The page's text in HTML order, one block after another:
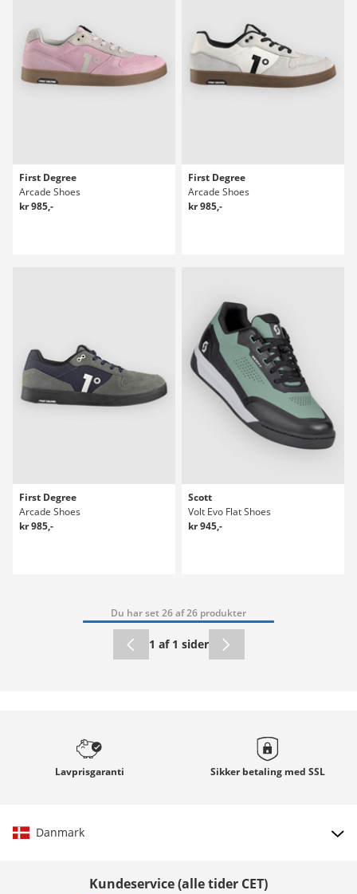
First Degree
Arcade Shoes
kr 985,-
First Degree
Arcade Shoes
kr 985,-
First Degree
Arcade Shoes
kr 985,-
Scott
Volt Evo Flat Shoes
kr 945,-
Du har set 26 af 26 produkter
1 af 1 sider
Lavprisgaranti Sikker betaling med SSL
Danmark
Kundeservice (alle tider CET)